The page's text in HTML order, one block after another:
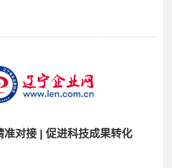
准对接 | 促进科技成果转化